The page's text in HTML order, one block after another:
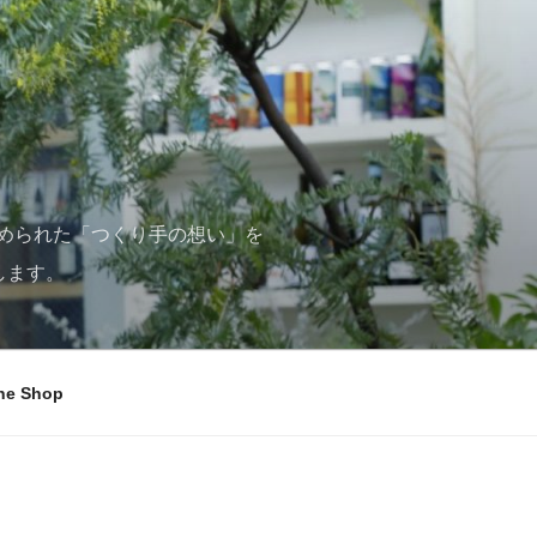
られた「つくり手の想い」を
ます。
Shop